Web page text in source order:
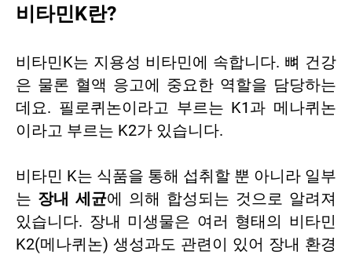
비타민K란?
비타민K는 지용성 비타민에 속합니다. 뼈 건강
은 물론 혈액 응고에 중요한 역할을 담당하는
데요. 필로퀴논이라고 부르는 K1과 메나퀴논
이라고 부르는 K2가 있습니다.
비타민 K는 식품을 통해 섭취할 뿐 아니라 일부
는 장내 세균에 의해 합성되는 것으로 알려져
있습니다. 장내 미생물은 여러 형태의 비타민
K2(메나퀴논) 생성과도 관련이 있어 장내 환경